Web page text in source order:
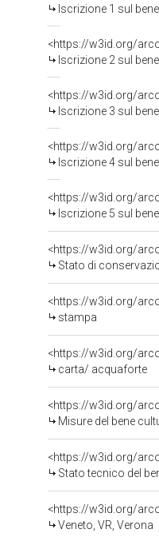
Iscrizione 1 sul
<https://w3id.org/
Iscrizione 2 sul
<https://w3id.org/
Iscrizione 3 sul
<https://w3id.org/
Iscrizione 4 sul
<https://w3id.org/
Iscrizione 5 sul
<https://w3id.org/
Stato di
<https://w3id.org/
stampa
<https://w3id.org/
carta/ acquaforte
<https://w3id.org/
Misure del bene
<https://w3id.org/
Stato tecnico del
<https://w3id.org/
Veneto, VR, Verona